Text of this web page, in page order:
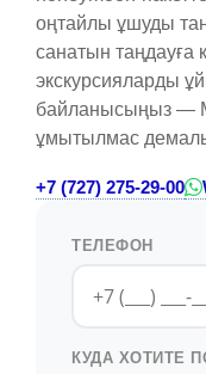
оңтайлы ұшуды
санатын таңдауға
экскурсияларды
байланысыңыз —
ұмытылмас
+7 (727) 275-29-00
ТЕЛЕФОН
КУДА ХОТИТЕ